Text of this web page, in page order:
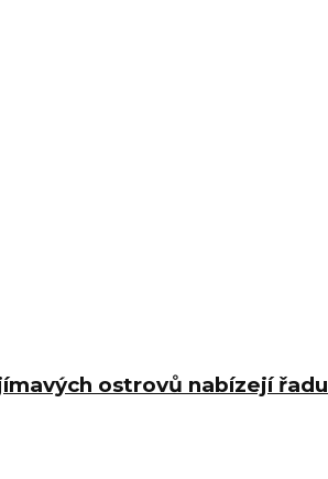
ostrovů nabízejí řadu